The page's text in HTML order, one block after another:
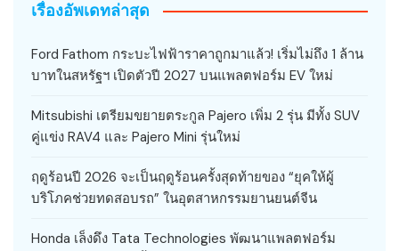
เรื่องอัพเดทล่าสุด
Ford Fathom กระบะไฟฟ้าราคาถูกมาแล้ว! เริ่มไม่ถึง 1 ล้าน
บาทในสหรัฐฯ เปิดตัวปี 2027 บนแพลตฟอร์ม EV ใหม่
Mitsubishi เตรียมขยายตระกูล Pajero เพิ่ม 2 รุ่น มีทั้ง SUV
คู่แข่ง RAV4 และ Pajero Mini รุ่นใหม่
ฤดูร้อนปี 2026 จะเป็นฤดูร้อนครั้งสุดท้ายของ “ยุคให้ผู้
บริโภคช่วยทดสอบรถ” ในอุตสาหกรรมยานยนต์จีน
Honda เล็งดึง Tata Technologies พัฒนาแพลตฟอร์ม